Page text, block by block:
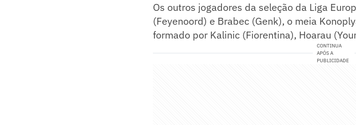
Os outros jogadores da seleção da Liga
(Feyenoord) e Brabec (Genk), o meia
formado por Kalinic (Fiorentina), Hoarau
CONTINUA
APÓS A
PUBLICIDADE